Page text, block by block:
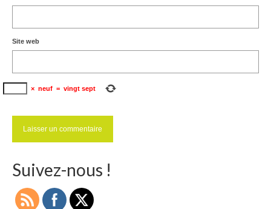
Site web
× neuf = vingt sept
Suivez-nous !